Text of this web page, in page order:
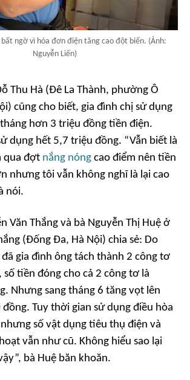
ngờ vì hóa đơn điện tăng cao đột biến. (Ảnh:
Nguyễn Liến)
Thu Hà (Đê La Thành, phường Ô
cũng cho biết, gia đình chị sử dụng
hơn 3 triệu đồng tiền điện.
dụng hết 5,7 triệu đồng. “Vẫn biết là
qua đợt nắng nóng cao điểm nên tiền
nhưng tôi vẫn không nghĩ là lại cao
nói.
Văn Thắng và bà Nguyễn Thị Huệ ở
(Đống Đa, Hà Nội) chia sẻ: Do
gia đình ông tách thành 2 công tơ
số tiền đóng cho cả 2 công tơ là
Nhưng sang tháng 6 tăng vọt lên
Tuy thời gian sử dụng điều hòa
số vật dụng tiêu thụ điện và
vẫn như cũ. Không hiểu sao lại
”, bà Huệ băn khoăn.